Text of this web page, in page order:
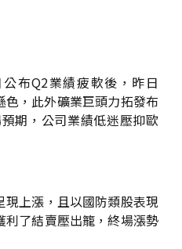
布Q2業績疲軟後，昨日
色，此外礦業巨頭力拓發布
期，公司業績低迷壓抑歐
上漲，且以國防類股表現
了結賣壓出籠，終場漲勢